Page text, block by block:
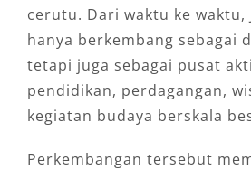
cerutu. Dari waktu ke waktu,
hanya berkembang sebagai
tetapi juga sebagai pusat
pendidikan, perdagangan,
kegiatan budaya berskala
Perkembangan tersebut